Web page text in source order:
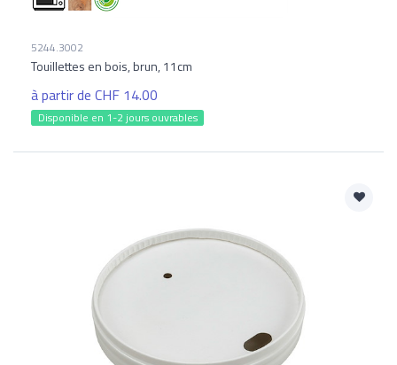
5244.3002
Touillettes en bois, brun, 11cm
à partir de CHF 14.00
Disponible en 1-2 jours ouvrables